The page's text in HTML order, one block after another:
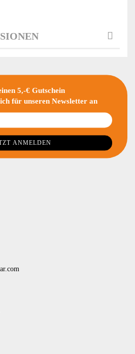
5,-€ Gutschein
für unseren Newsletter an